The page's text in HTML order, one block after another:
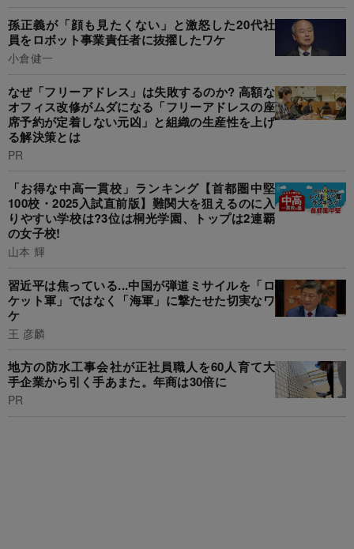
孫正義が「顔も見たくない」と激怒した20代社
員をロボット事業責任者に抜擢したワケ
小倉健一
なぜ「フリーアドレス」は失敗するのか? 高額な
オフィス改修がムダになる「フリーアドレスの座
席予約が定着しない元凶」と組織の生産性を上げ
る解決策とは
PR
「お得な中高一貫校」ランキング【首都圏中堅
100校・2025入試直前版】難関大を狙えるのに入
りやすい学校は?3位は桐光学園、トップは2連覇
の女子校!
山本 輝
習近平は焦っている...中国が弾道ミサイルを「ロ
ケット軍」ではなく「海軍」に撃たせた切実なワ
ケ
王 彦麟
地方の防水工事会社が正社員職人を60人育て大
手企業から引く手あまた。年商は30倍に
PR